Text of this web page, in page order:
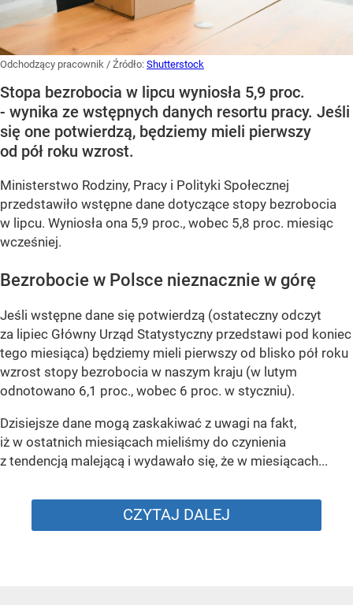
Odchodzący pracownik / Źródło: Shutterstock
Stopa bezrobocia w lipcu wyniosła 5,9 proc.
- wynika ze wstępnych danych resortu pracy. Jeśli
się one potwierdzą, będziemy mieli pierwszy
od pół roku wzrost.
Ministerstwo Rodziny, Pracy i Polityki Społecznej
przedstawiło wstępne dane dotyczące stopy bezrobocia
w lipcu. Wyniosła ona 5,9 proc., wobec 5,8 proc. miesiąc
wcześniej.
Bezrobocie w Polsce nieznacznie w górę
Jeśli wstępne dane się potwierdzą (ostateczny odczyt
za lipiec Główny Urząd Statystyczny przedstawi pod koniec
tego miesiąca) będziemy mieli pierwszy od blisko pół roku
wzrost stopy bezrobocia w naszym kraju (w lutym
odnotowano 6,1 proc., wobec 6 proc. w styczniu).
Dzisiejsze dane mogą zaskakiwać z uwagi na fakt,
iż w ostatnich miesiącach mieliśmy do czynienia
z tendencją malejącą i wydawało się, że w miesiącach...
CZYTAJ DALEJ